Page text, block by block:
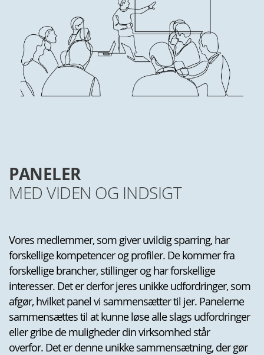
PANELER
MED VIDEN OG INDSIGT
Vores medlemmer, som giver uvildig sparring, har
forskellige kompetencer og profiler. De kommer fra
forskellige brancher, stillinger og har forskellige
interesser. Det er derfor jeres unikke udfordringer, som
afgør, hvilket panel vi sammensætter til jer. Panelerne
sammensættes til at kunne løse alle slags udfordringer
eller gribe de muligheder din virksomhed står
overfor. Det er denne unikke sammensætning, der gør